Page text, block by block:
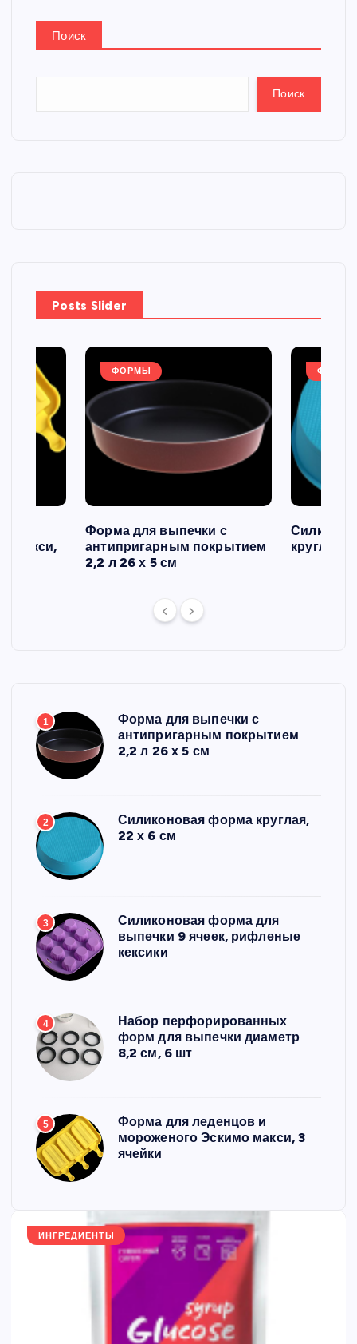
Поиск
Поиск
Posts Slider
макси,
ФОРМЫ
Форма для выпечки с
антипригарным покрытием
2,2 л 26 х 5 см
ФОРМЫ
круглая,
1
Форма для выпечки с
антипригарным покрытием
2,2 л 26 х 5 см
2
Силиконовая форма круглая,
22 х 6 см
3
Силиконовая форма для
выпечки 9 ячеек, рифленые
кексики
4
Набор перфорированных
форм для выпечки диаметр
8,2 см, 6 шт
5
Форма для леденцов и
мороженого Эскимо макси, 3
ячейки
ИНГРЕДИЕНТЫ